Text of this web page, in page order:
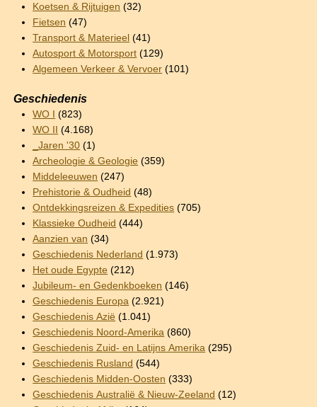
Koetsen & Rijtuigen (32)
Fietsen (47)
Transport & Materieel (41)
Autosport & Motorsport (129)
Algemeen Verkeer & Vervoer (101)
Geschiedenis
WO I (823)
WO II (4.168)
_Jaren '30 (1)
Archeologie & Geologie (359)
Middeleeuwen (247)
Prehistorie & Oudheid (48)
Ontdekkingsreizen & Expedities (705)
Klassieke Oudheid (444)
Aanzien van (34)
Geschiedenis Nederland (1.973)
Het oude Egypte (212)
Jubileum- en Gedenkboeken (146)
Geschiedenis Europa (2.921)
Geschiedenis Azië (1.041)
Geschiedenis Noord-Amerika (860)
Geschiedenis Zuid- en Latijns Amerika (295)
Geschiedenis Rusland (544)
Geschiedenis Midden-Oosten (333)
Geschiedenis Australië & Nieuw-Zeeland (12)